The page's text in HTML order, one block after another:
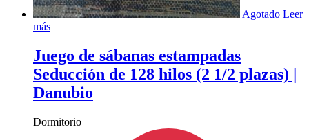
Agotado Leer
más
Juego de sábanas estampadas
Seducción de 128 hilos (2 1/2 plazas) |
Danubio
Dormitorio